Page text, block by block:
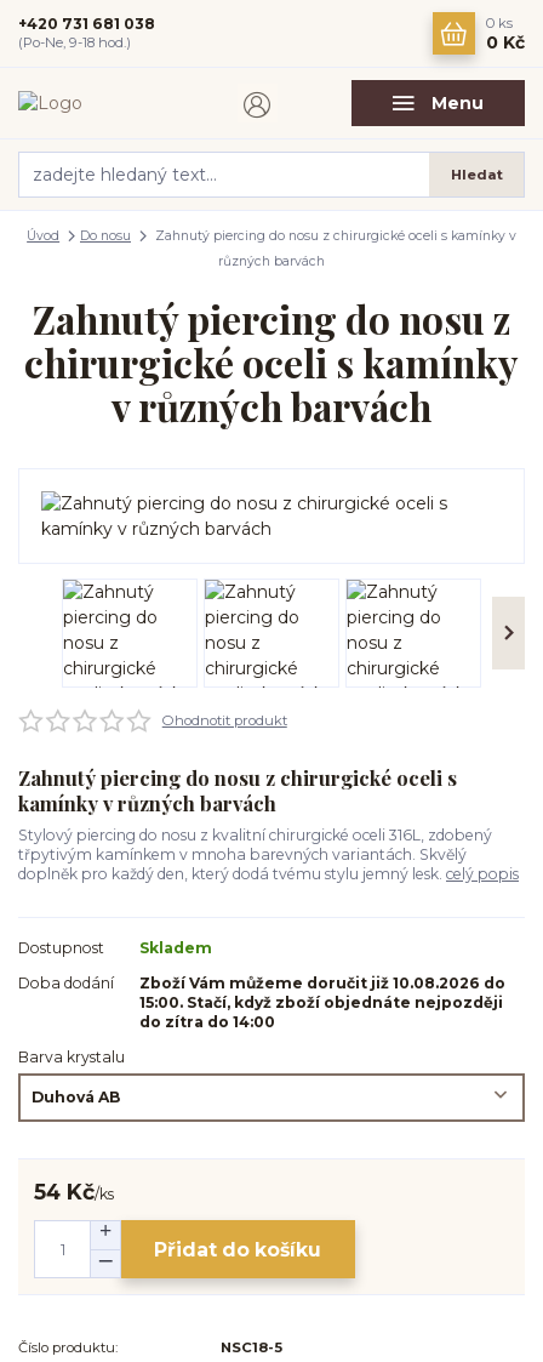
Menu
Hledat
+420 731 681 038
(Po-Ne, 9-18 hod.)
0 ks
0 Kč
Úvod Do nosu
Zahnutý piercing do nosu z chirurgické oceli s kamínky v
různých barvách
Zahnutý piercing do nosu z
chirurgické oceli s kamínky
v různých barvách
Ohodnotit produkt
Zahnutý piercing do nosu z chirurgické oceli s
kamínky v různých barvách
Stylový piercing do nosu z kvalitní chirurgické oceli 316L, zdobený
třpytivým kamínkem v mnoha barevných variantách. Skvělý
doplněk pro každý den, který dodá tvému stylu jemný lesk. celý popis
Dostupnost
Skladem
Doba dodání
Zboží Vám můžeme doručit již 10.08.2026 do
15:00. Stačí, když zboží objednáte nejpozději
do zítra do 14:00
Barva krystalu
54 Kč/ks
Přidat do košíku
Číslo produktu:
NSC18-5